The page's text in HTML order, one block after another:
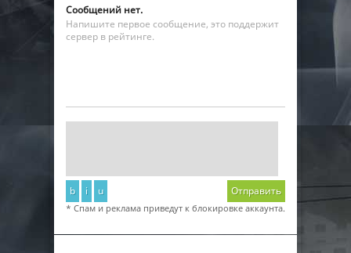
Сообщений нет.
Напишите первое сообщение, это поддержит
сервер в рейтинге.
b i u Отправить
* Спам и реклама приведут к блокировке аккаунта.